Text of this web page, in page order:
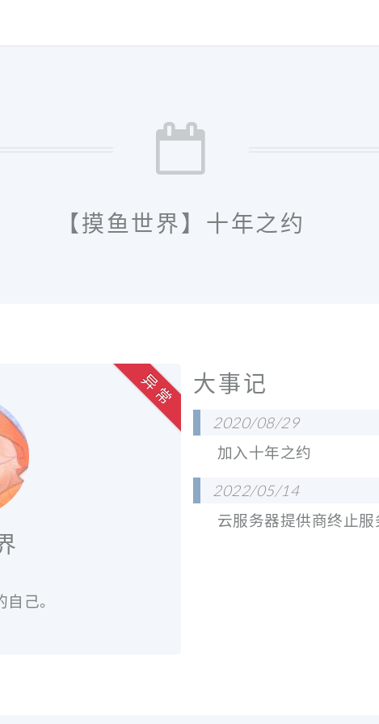
【摸鱼世界】十年之约
己。
异 常 大事记
2020/08/29
加入十年之约
2022/05/14
云服务器提供商终止服